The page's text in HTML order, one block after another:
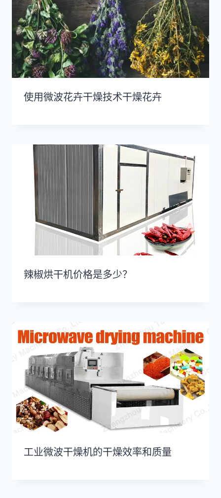
使用微波花卉干燥技术干燥花卉
辣椒烘干机价格是多少？
工业微波干燥机的干燥效率和质量